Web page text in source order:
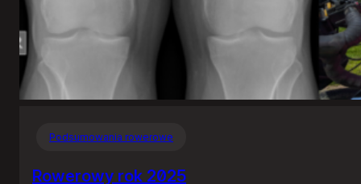
Podsumowania rowerowe
Rowerowy rok 2025